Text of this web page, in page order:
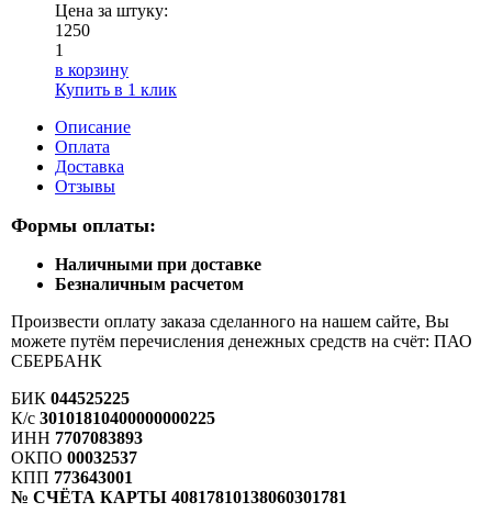
Цена за штуку:
1250
1
в корзину
Купить в 1 клик
Описание
Оплата
Доставка
Отзывы
Формы оплаты:
Наличными при доставке
Безналичным расчетом
Произвести оплату заказа сделанного на нашем сайте, Вы
можете путём перечисления денежных средств на счёт: ПАО
СБЕРБАНК
БИК 044525225
К/с 30101810400000000225
ИНН 7707083893
ОКПО 00032537
КПП 773643001
№ СЧЁТА КАРТЫ 40817810138060301781